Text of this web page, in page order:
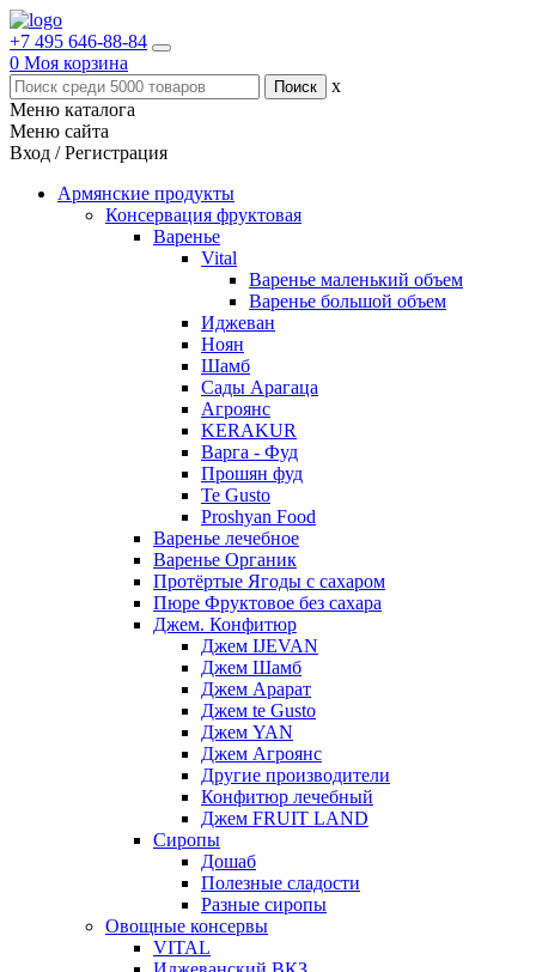
+7 495 646-88-84
0 Моя корзина
x
Меню каталога
Меню сайта
Вход / Регистрация
Армянские продукты
Консервация фруктовая
Варенье
Vital
Варенье маленький объем
Варенье большой объем
Иджеван
Ноян
Шамб
Сады Арагаца
Агроянс
KERAKUR
Варга - Фуд
Прошян фуд
Te Gusto
Proshyan Food
Варенье лечебное
Варенье Органик
Протёртые Ягоды с сахаром
Пюре Фруктовое без сахара
Джем. Конфитюр
Джем IJEVAN
Джем Шамб
Джем Арарат
Джем te Gusto
Джем YAN
Джем Агроянс
Другие производители
Конфитюр лечебный
Джем FRUIT LAND
Сиропы
Дошаб
Полезные сладости
Разные сиропы
Овощные консервы
VITAL